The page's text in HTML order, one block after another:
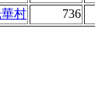
村
736